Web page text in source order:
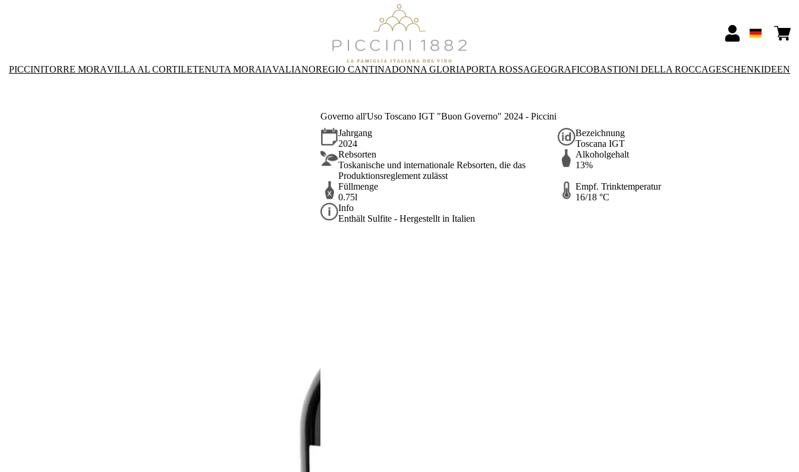
PICCINITORRE MORAVILLA AL CORTILETENUTA MORAIAVALIANOREGIO CANTINADONNA GLORIAPORTA ROSSAGEOGRAFICOBASTIONI DELLA ROCCAGESCHENKIDEEN
Governo all'Uso Toscano IGT "Buon Governo" 2024 - Piccini
Jahrgang
2024
Bezeichnung
Toscana IGT
Rebsorten
Toskanische und internationale Rebsorten, die das
Produktionsreglement zulässt
Alkoholgehalt
13%
Füllmenge
0.75l
Empf. Trinktemperatur
16/18 °C
Info
Enthält Sulfite - Hergestellt in Italien